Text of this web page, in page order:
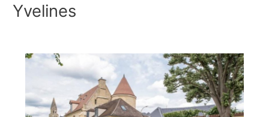
Yvelines